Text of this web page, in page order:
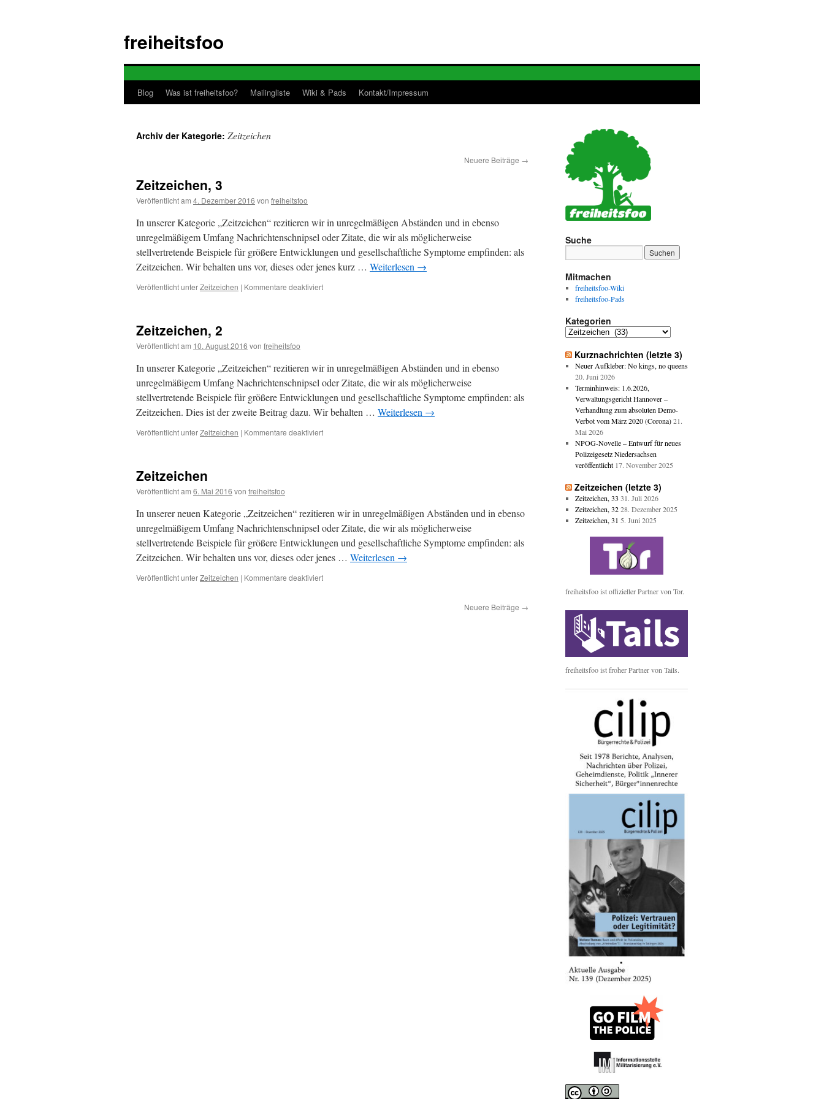
springen
freiheitsfoo
Blog Was ist freiheitsfoo? Mailingliste Wiki & Pads Kontakt/Impressum
Archiv der Kategorie: Zeitzeichen
Neuere Beiträge →
Zeitzeichen, 3
Veröffentlicht am 4. Dezember 2016 von freiheitsfoo
In unserer Kategorie „Zeitzeichen“ rezitieren wir in unregelmäßigen Abständen und in ebenso
unregelmäßigem Umfang Nachrichtenschnipsel oder Zitate, die wir als möglicherweise
stellvertretende Beispiele für größere Entwicklungen und gesellschaftliche Symptome empfinden: als
Zeitzeichen. Wir behalten uns vor, dieses oder jenes kurz … Weiterlesen →
Veröffentlicht unterZeitzeichen | Kommentare deaktiviertfür
Zeitzeichen, 2
Veröffentlicht am 10. August 2016 von freiheitsfoo
In unserer Kategorie „Zeitzeichen“ rezitieren wir in unregelmäßigen Abständen und in ebenso
unregelmäßigem Umfang Nachrichtenschnipsel oder Zitate, die wir als möglicherweise
stellvertretende Beispiele für größere Entwicklungen und gesellschaftliche Symptome empfinden: als
Zeitzeichen. Dies ist der zweite Beitrag dazu. Wir behalten … Weiterlesen →
Veröffentlicht unterZeitzeichen | Kommentare deaktiviertfür
Zeitzeichen
Veröffentlicht am 6. Mai 2016 von freiheitsfoo
In unserer neuen Kategorie „Zeitzeichen“ rezitieren wir in unregelmäßigen Abständen und in ebenso
unregelmäßigem Umfang Nachrichtenschnipsel oder Zitate, die wir als möglicherweise
stellvertretende Beispiele für größere Entwicklungen und gesellschaftliche Symptome empfinden: als
Zeitzeichen. Wir behalten uns vor, dieses oder jenes … Weiterlesen →
Veröffentlicht unterZeitzeichen | Kommentare deaktiviertfür
Neuere Beiträge →
Suche
Mitmachen
freiheitsfoo-Wiki
freiheitsfoo-Pads
Kategorien
Kategorien
Kurznachrichten (letzte 3)
Neuer Aufkleber: No kings, no queens
20. Juni 2026
Terminhinweis: 1.6.2026,
Verwaltungsgericht Hannover –
Verhandlung zum absoluten Demo-
Verbot vom März 2020 (Corona) 21.
Mai 2026
NPOG-Novelle – Entwurf für neues
Polizeigesetz Niedersachsen
veröffentlicht 17. November 2025
Zeitzeichen (letzte 3)
Zeitzeichen, 33 31. Juli 2026
Zeitzeichen, 32 28. Dezember 2025
Zeitzeichen, 31 5. Juni 2025
freiheitsfoo ist offizieller Partner von Tor.
freiheitsfoo ist froher Partner von Tails.